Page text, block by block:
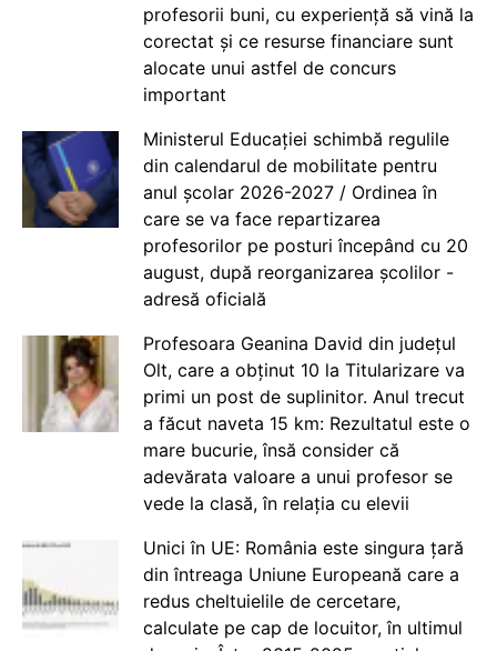
profesorii buni, cu experiență să vină la
corectat și ce resurse financiare sunt
alocate unui astfel de concurs
important
Ministerul Educației schimbă regulile
din calendarul de mobilitate pentru
anul școlar 2026-2027 / Ordinea în
care se va face repartizarea
profesorilor pe posturi începând cu 20
august, după reorganizarea școlilor -
adresă oficială
Profesoara Geanina David din județul
Olt, care a obținut 10 la Titularizare va
primi un post de suplinitor. Anul trecut
a făcut naveta 15 km: Rezultatul este o
mare bucurie, însă consider că
adevărata valoare a unui profesor se
vede la clasă, în relația cu elevii
Unici în UE: România este singura țară
din întreaga Uniune Europeană care a
redus cheltuielile de cercetare,
calculate pe cap de locuitor, în ultimul